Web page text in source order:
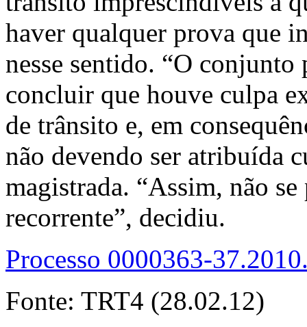
haver qualquer prova que
nesse sentido. “O
concluir que houve culpa
de trânsito e, em
não devendo ser atribuída
magistrada. “Assim, não
recorrente”, decidiu.
Processo 0000363-
Fonte: TRT4 (28.02.12)